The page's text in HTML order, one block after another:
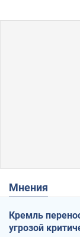
Мнения
Кремль
угрозой